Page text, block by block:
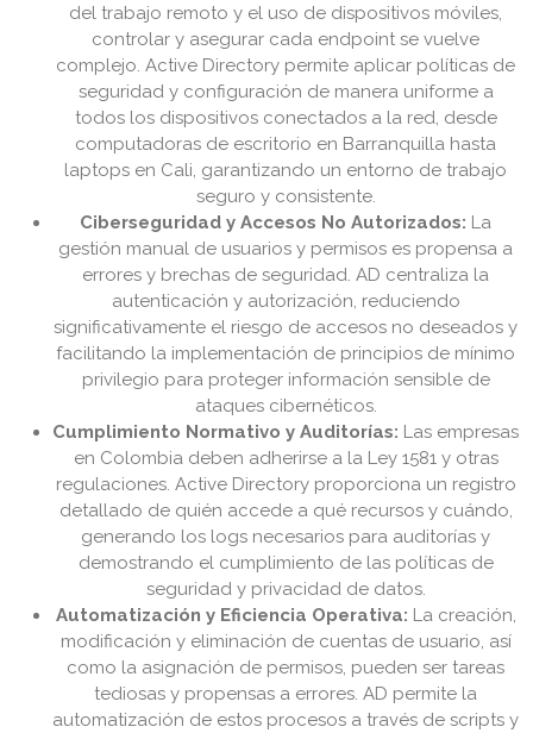
del trabajo remoto y el uso de dispositivos móviles,
controlar y asegurar cada endpoint se vuelve
complejo. Active Directory permite aplicar políticas de
seguridad y configuración de manera uniforme a
todos los dispositivos conectados a la red, desde
computadoras de escritorio en Barranquilla hasta
laptops en Cali, garantizando un entorno de trabajo
seguro y consistente.
Ciberseguridad y Accesos No Autorizados: La
gestión manual de usuarios y permisos es propensa a
errores y brechas de seguridad. AD centraliza la
autenticación y autorización, reduciendo
significativamente el riesgo de accesos no deseados y
facilitando la implementación de principios de mínimo
privilegio para proteger información sensible de
ataques cibernéticos.
Cumplimiento Normativo y Auditorías: Las empresas
en Colombia deben adherirse a la Ley 1581 y otras
regulaciones. Active Directory proporciona un registro
detallado de quién accede a qué recursos y cuándo,
generando los logs necesarios para auditorías y
demostrando el cumplimiento de las políticas de
seguridad y privacidad de datos.
Automatización y Eficiencia Operativa: La creación,
modificación y eliminación de cuentas de usuario, así
como la asignación de permisos, pueden ser tareas
tediosas y propensas a errores. AD permite la
automatización de estos procesos a través de scripts y